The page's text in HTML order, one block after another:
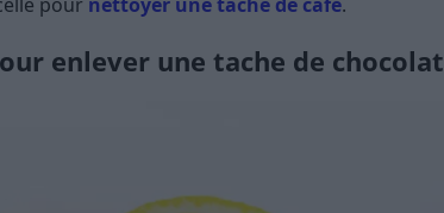
enlever une tache de chocolat